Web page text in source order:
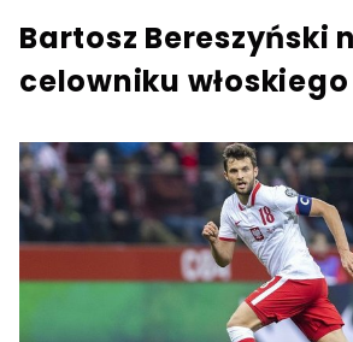
Bartosz Bereszyński
celowniku